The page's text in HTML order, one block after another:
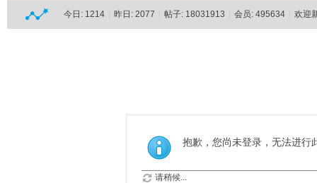
今日: 1214 昨日: 2077 帖子: 18031913 会员: 495634 欢迎
抱歉，您尚未登录，无法进行
请稍候...